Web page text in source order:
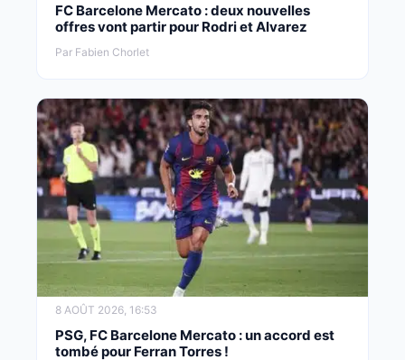
FC Barcelone Mercato : deux nouvelles
offres vont partir pour Rodri et Alvarez
Par Fabien Chorlet
8 AOÛT 2026, 16:53
PSG, FC Barcelone Mercato : un accord est
tombé pour Ferran Torres !